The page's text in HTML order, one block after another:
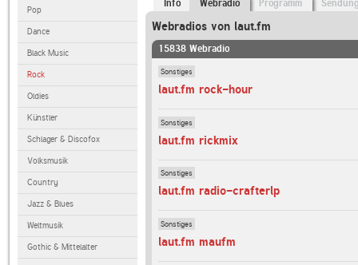
Pop
Dance
Black Music
Rock
Oldies
Künstler
Schlager & Discofox
Volksmusik
Country
Jazz & Blues
Weltmusik
Gothic & Mittelalter
Info Webradio Programm
Webradios von laut.fm
15838 Webradio
Sonstiges
laut.fm rock-hour
Sonstiges
laut.fm rickmix
Sonstiges
laut.fm radio-crafterlp
Sonstiges
laut.fm maufm